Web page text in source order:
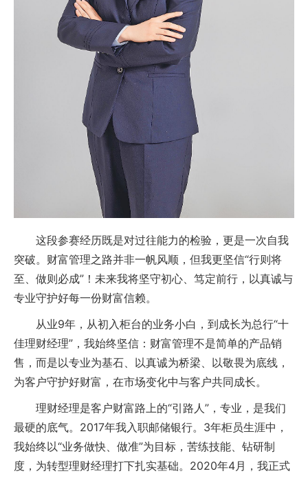
这段参赛经历既是对过往能力的检验，更是一次自我
突破。财富管理之路并非一帆风顺，但我更坚信“行则将
至、做则必成”！未来我将坚守初心、笃定前行，以真诚与
专业守护好每一份财富信赖。
从业9年，从初入柜台的业务小白，到成长为总行“十
佳理财经理”，我始终坚信：财富管理不是简单的产品销
售，而是以专业为基石、以真诚为桥梁、以敬畏为底线，
为客户守护好财富，在市场变化中与客户共同成长。
理财经理是客户财富路上的“引路人”，专业，是我们
最硬的底气。2017年我入职邮储银行。3年柜员生涯中，
我始终以“业务做快、做准”为目标，苦练技能、钻研制
度，为转型理财经理打下扎实基础。2020年4月，我正式